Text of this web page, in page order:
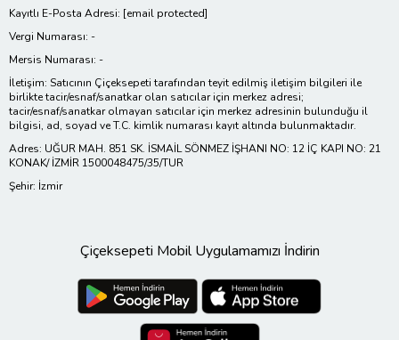
Kayıtlı E-Posta Adresi: [email protected]
Vergi Numarası: -
Mersis Numarası: -
İletişim: Satıcının Çiçeksepeti tarafından teyit edilmiş iletişim bilgileri ile
birlikte tacir/esnaf/sanatkar olan satıcılar için merkez adresi;
tacir/esnaf/sanatkar olmayan satıcılar için merkez adresinin bulunduğu il
bilgisi, ad, soyad ve T.C. kimlik numarası kayıt altında bulunmaktadır.
Adres: UĞUR MAH. 851 SK. İSMAİL SÖNMEZ İŞHANI NO: 12 İÇ KAPI NO: 21
KONAK/ İZMİR 1500048475/35/TUR
Şehir: İzmir
Çiçeksepeti Mobil Uygulamamızı İndirin